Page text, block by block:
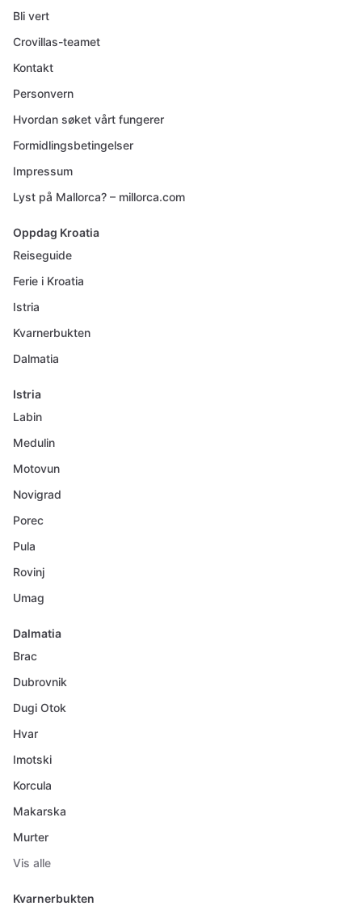
Bli vert
Crovillas-teamet
Kontakt
Personvern
Hvordan søket vårt fungerer
Formidlingsbetingelser
Impressum
Lyst på Mallorca? – millorca.com
Oppdag Kroatia
Reiseguide
Ferie i Kroatia
Istria
Kvarnerbukten
Dalmatia
Istria
Labin
Medulin
Motovun
Novigrad
Porec
Pula
Rovinj
Umag
Dalmatia
Brac
Dubrovnik
Dugi Otok
Hvar
Imotski
Korcula
Makarska
Murter
Vis alle
Kvarnerbukten